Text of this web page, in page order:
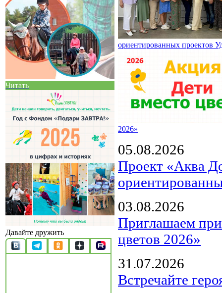
Читать
Давайте дружить
ориентированных проектов
2026»
05.08.2026
Проект «Аква
03.08.2026
Приглашаем
цветов 2026»
31.07.2026
Встречайте